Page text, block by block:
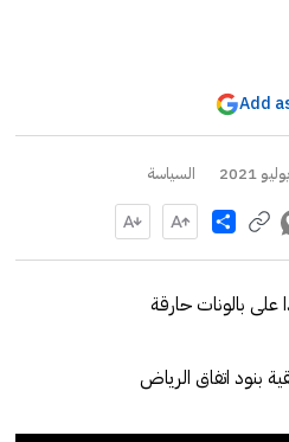
Add
السياسة
Share
على بالونات حارقة
بنود اتفاق الرياض